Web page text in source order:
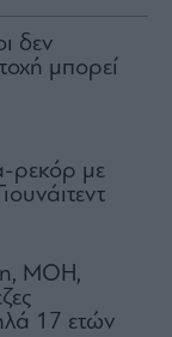
δεν
μπορεί
ρεκόρ με
MOH,
17 ετών